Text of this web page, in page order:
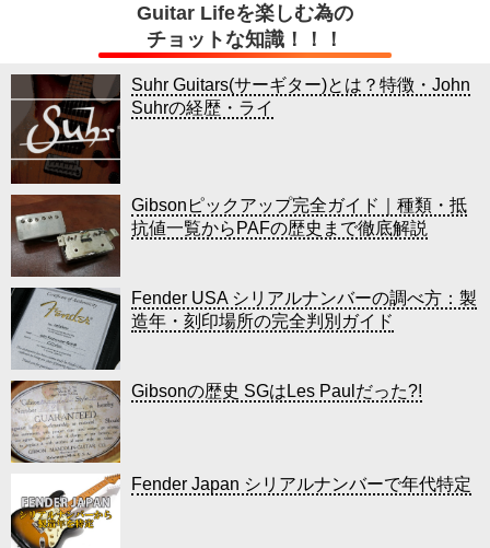
Guitar Lifeを楽しむ為の
チョットな知識！！！
Suhr Guitars(サーギター)とは？特徴・John
Suhrの経歴・ライ
Gibsonピックアップ完全ガイド｜種類・抵
抗値一覧からPAFの歴史まで徹底解説
Fender USA シリアルナンバーの調べ方：製
造年・刻印場所の完全判別ガイド
Gibsonの歴史 SGはLes Paulだった?!
Fender Japan シリアルナンバーで年代特定